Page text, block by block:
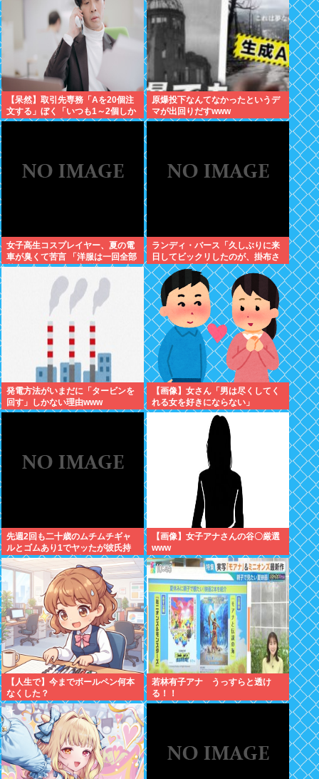
【呆然】取引先専務「Aを20個注
文する」ぼく「いつも1～2個しか
使わないけど本当に20であって
原爆投下なんてなかったというデ
マが出回りだすwww
女子高生コスプレイヤー、夏の電
車が臭くて苦言 「洋服は一回全部
熱湯につけよう！洗濯機はキッチ
ンハイター薄めた水で一回まわそ
ランディ・バース「久しぶりに来
日してビックリしたのが、掛布さ
んの髪の毛が増えていた。岡田さ
んは髪の毛がなくなってた」
発電方法がいまだに「タービンを
回す」しかない理由www
【画像】女さん「男は尽くしてく
れる女を好きにならない」
先週2回も二十歳のムチムチギャ
ルとゴムあり1でヤッたが彼氏持
ちと判明して脳破壊されとる
【画像】女子アナさんの谷〇厳選
www
【人生で】今までボールペン何本
なくした？
若林有子アナ うっすらと透け
る！！